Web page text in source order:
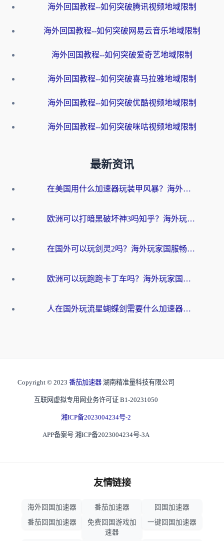
海外回国教程--如何突破腾讯视频地域限制
海外回国教程--如何突破网易云音乐地域限制
海外回国教程--如何突破爱奇艺地域限制
海外回国教程--如何突破喜马拉雅地域限制
海外回国教程--如何突破优酷视频地域限制
海外回国教程--如何突破咪咕视频地域限制
最新资讯
在美国用什么加速器玩装甲风暴？海外玩家亲测有效的国服游戏加速指南
欧洲可以打暗黑破坏神3吗知乎？海外玩家国服游戏加速终极指南
在国外可以玩剑灵2吗？海外玩家国服畅玩终极指南（附永恒之塔明日方舟加速方案）
欧洲可以玩跑跑卡丁车吗？海外玩家国服游戏畅玩终极指南（附QQ炫舞剑网3解决方案）
人在国外玩流星蝴蝶剑需要什么加速器？老玩家亲测的终极解决方案
Copyright © 2023 番茄加速器 湖南精准量科技有限公司
互联网虚拟专用网业务许可证 B1-20231050
湘ICP备2023004234号-2
APP备案号 湘ICP备2023004234号-3A
友情链接
海外回国加速器 番茄加速器
回国加速器
番茄回国加速器
免费回国游戏加
速器
一键回国加速器